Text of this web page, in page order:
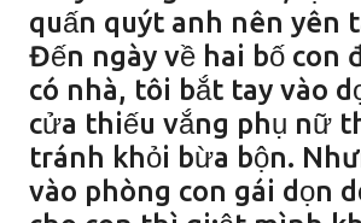
quấn quýt anh nên yên
Đến ngày về hai bố con
có nhà, tôi bắt tay vào
cửa thiếu vắng phụ nữ
tránh khỏi bừa bộn.
vào phòng con gái dọn